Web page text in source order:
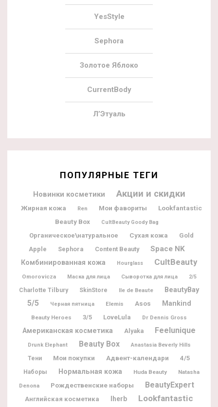
YesStyle
Sephora
Золотое Яблоко
CurrentBody
Л’Этуаль
ПОПУЛЯРНЫЕ ТЕГИ
Новинки косметики Акции и скидки
Жирная кожа Ren Мои фавориты
Lookfantastic
Beauty Box
CultBeauty Goody Bag
Органическое\натуральное Сухая кожа
Gold
Apple
Sephora Content Beauty Space NK
Комбинированная кожа Hourglass CultBeauty
Omorovicza Маска для лица Сыворотка для лица 2/5
Charlotte Tilbury SkinStore Ile de Beaute BeautyBay
5/5 Черная пятница Elemis Asos Mankind
Beauty Heroes 3/5 LoveLula Dr Dennis Gross
Американская косметика Alyaka Feelunique
Drunk Elephant Beauty Box Anastasia Beverly Hills
Тени Мои покупки Адвент-календари 4/5
Наборы Нормальная кожа Huda Beauty
Natasha
Denona
Рождественские наборы BeautyExpert
Английская косметика Iherb Lookfantastic